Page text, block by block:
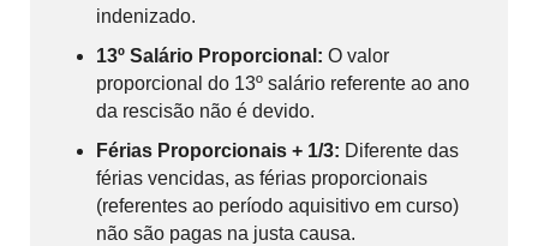
indenizado.
13º Salário Proporcional: O valor
proporcional do 13º salário referente ao ano
da rescisão não é devido.
Férias Proporcionais + 1/3: Diferente das
férias vencidas, as férias proporcionais
(referentes ao período aquisitivo em curso)
não são pagas na justa causa.